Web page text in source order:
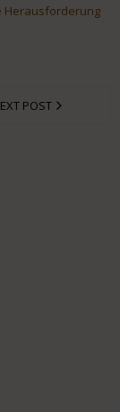
Herausforderung
POST